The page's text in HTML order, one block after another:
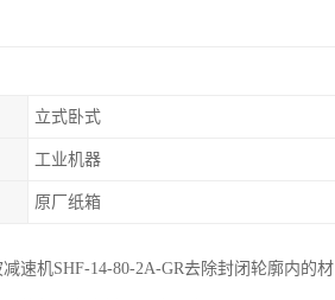
立式卧式
工业机器
原厂纸箱
速机SHF-14-80-2A-GR去除封闭轮廓内的材